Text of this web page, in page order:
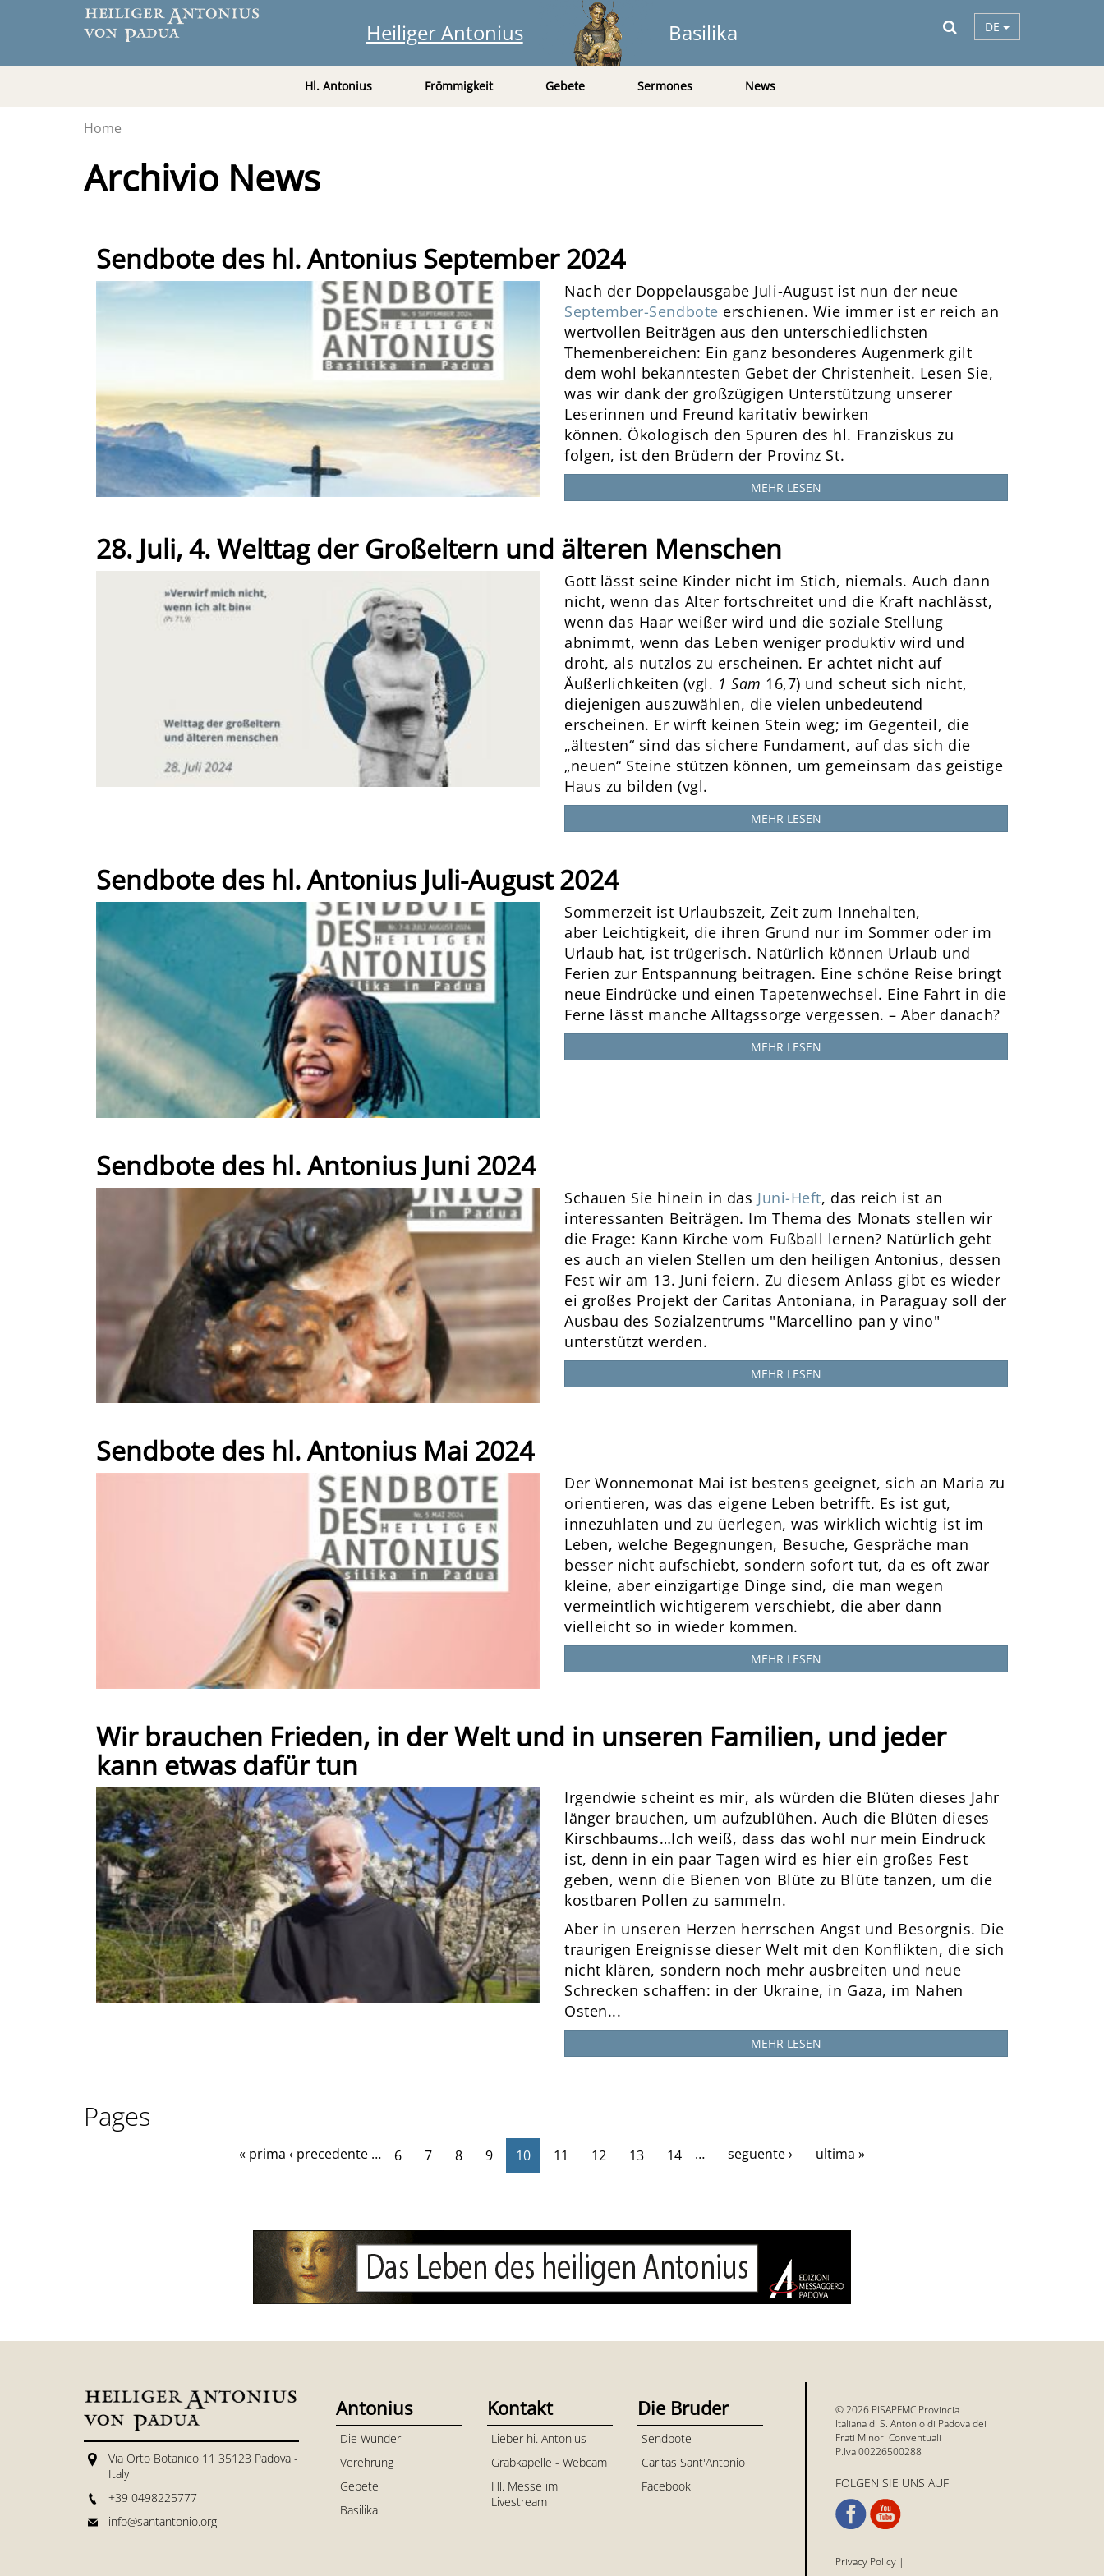
Heiliger Antonius Basilika DE
Hl. Antonius Frömmigkeit Gebete Sermones News
Home
Archivio News
Sendbote des hl. Antonius September 2024
Nach der Doppelausgabe Juli-August ist nun der neue
September-Sendbote erschienen. Wie immer ist er reich an
wertvollen Beiträgen aus den unterschiedlichsten
Themenbereichen: Ein ganz besonderes Augenmerk gilt
dem wohl bekanntesten Gebet der Christenheit. Lesen Sie,
was wir dank der großzügigen Unterstützung unserer
Leserinnen und Freund karitativ bewirken
können. Ökologisch den Spuren des hl. Franziskus zu
folgen, ist den Brüdern der Provinz St.
MEHR LESEN
28. Juli, 4. Welttag der Großeltern und älteren Menschen
Gott lässt seine Kinder nicht im Stich, niemals. Auch dann
nicht, wenn das Alter fortschreitet und die Kraft nachlässt,
wenn das Haar weißer wird und die soziale Stellung
abnimmt, wenn das Leben weniger produktiv wird und
droht, als nutzlos zu erscheinen. Er achtet nicht auf
Äußerlichkeiten (vgl. 1 Sam 16,7) und scheut sich nicht,
diejenigen auszuwählen, die vielen unbedeutend
erscheinen. Er wirft keinen Stein weg; im Gegenteil, die
„ältesten“ sind das sichere Fundament, auf das sich die
„neuen“ Steine stützen können, um gemeinsam das geistige
Haus zu bilden (vgl.
MEHR LESEN
Sendbote des hl. Antonius Juli-August 2024
Sommerzeit ist Urlaubszeit, Zeit zum Innehalten,
aber Leichtigkeit, die ihren Grund nur im Sommer oder im
Urlaub hat, ist trügerisch. Natürlich können Urlaub und
Ferien zur Entspannung beitragen. Eine schöne Reise bringt
neue Eindrücke und einen Tapetenwechsel. Eine Fahrt in die
Ferne lässt manche Alltagssorge vergessen. – Aber danach?
MEHR LESEN
Sendbote des hl. Antonius Juni 2024
Schauen Sie hinein in das Juni-Heft, das reich ist an
interessanten Beiträgen. Im Thema des Monats stellen wir
die Frage: Kann Kirche vom Fußball lernen? Natürlich geht
es auch an vielen Stellen um den heiligen Antonius, dessen
Fest wir am 13. Juni feiern. Zu diesem Anlass gibt es wieder
ei großes Projekt der Caritas Antoniana, in Paraguay soll der
Ausbau des Sozialzentrums "Marcellino pan y vino"
unterstützt werden.
MEHR LESEN
Sendbote des hl. Antonius Mai 2024
Der Wonnemonat Mai ist bestens geeignet, sich an Maria zu
orientieren, was das eigene Leben betrifft. Es ist gut,
innezuhlaten und zu üerlegen, was wirklich wichtig ist im
Leben, welche Begegnungen, Besuche, Gespräche man
besser nicht aufschiebt, sondern sofort tut, da es oft zwar
kleine, aber einzigartige Dinge sind, die man wegen
vermeintlich wichtigerem verschiebt, die aber dann
vielleicht so in wieder kommen.
MEHR LESEN
Wir brauchen Frieden, in der Welt und in unseren Familien, und jeder
kann etwas dafür tun
Irgendwie scheint es mir, als würden die Blüten dieses Jahr
länger brauchen, um aufzublühen. Auch die Blüten dieses
Kirschbaums…Ich weiß, dass das wohl nur mein Eindruck
ist, denn in ein paar Tagen wird es hier ein großes Fest
geben, wenn die Bienen von Blüte zu Blüte tanzen, um die
kostbaren Pollen zu sammeln.
Aber in unseren Herzen herrschen Angst und Besorgnis. Die
traurigen Ereignisse dieser Welt mit den Konflikten, die sich
nicht klären, sondern noch mehr ausbreiten und neue
Schrecken schaffen: in der Ukraine, in Gaza, im Nahen
Osten...
MEHR LESEN
Pages
« prima ‹ precedente … 6 7 8 9 10 11 12 13 14 … seguente › ultima »
Via Orto Botanico 11 35123 Padova -
Italy
+39 0498225777
info@santantonio.org
Antonius
Die Wunder
Verehrung
Gebete
Basilika
Kontakt
Lieber hi. Antonius
Grabkapelle - Webcam
Hl. Messe im
Livestream
Die Bruder
Sendbote
Caritas Sant'Antonio
Facebook
© 2026 PISAPFMC Provincia
Italiana di S. Antonio di Padova dei
Frati Minori Conventuali
P.Iva 00226500288
FOLGEN SIE UNS AUF
Privacy Policy|